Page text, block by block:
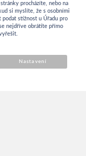
procházíte, nebo na
si myslíte, že s osobními
podat stížnost u Úřadu pro
nejdříve obrátíte přímo
Nastavení